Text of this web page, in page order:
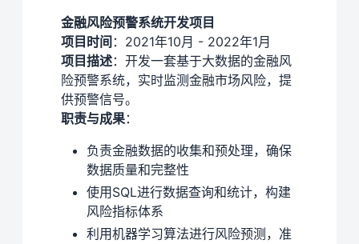
金融风险预警系统开发项目
项目时间 ：2021年10月 - 2022年1月
项目描述：开发一套基于大数据的金融风
险预警系统，实时监测金融市场风险，提
供预警信号。
职责与成果：
负责金融数据的收集和预处理，确保
数据质量和完整性
使用SQL进行数据查询和统计，构建
风险指标体系
利用机器学习算法进行风险预测，准